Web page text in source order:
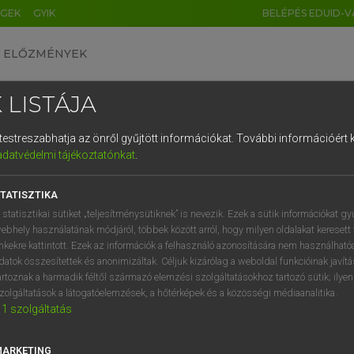
GYIK BELÉPÉS EDUID-
ELŐZMÉNYEK
angol szótár
fn ciklámen
keresése szótárainkban
LISTÁJA
az önről gyűjtött információkat. További információért
tájékoztatónkat.
statisztikai sütiket „teljesítménysütiknek” is nevezik. Ezek a sütik információkat
használatának módjáról, többek között arról, hogy milyen oldalakat keresett
kattintott. Ezek az információk a felhasználó azonosítására nem
összesítettek és anonimizáltak. Céljuk kizárólag a weboldal funkcióinak
a harmadik féltől származó elemzési szolgáltatásokhoz tartozó sütik;
a látogatóelemzések, a hőtérképek és a közösségi médiaanalitika.
1 szolgáltatás
DE CN FR ES IT NL
1 2 3 4 5 6 7 8 9
q w e r t z u i
a s d f g h j k l é
í y x c v b n m , .